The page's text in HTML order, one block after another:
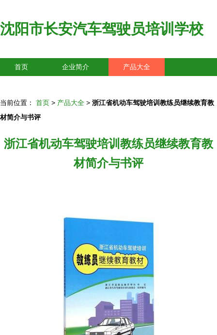
沈阳市长安汽车驾驶员培训学校
首页 企业简介 产品大全
当前位置： 首页 > 产品大全 > 浙江省机动车驾驶培训教练员继续教育教
材简介与书评
浙江省机动车驾驶培训教练员继续教育教
材简介与书评